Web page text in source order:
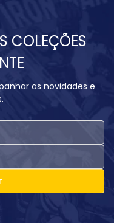
COLEÇÕES
as novidades e